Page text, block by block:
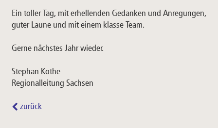
Ein toller Tag, mit erhellenden Gedanken und Anregungen,
guter Laune und mit einem klasse Team.
Gerne nächstes Jahr wieder.
Stephan Kothe
Regionalleitung Sachsen
zurück